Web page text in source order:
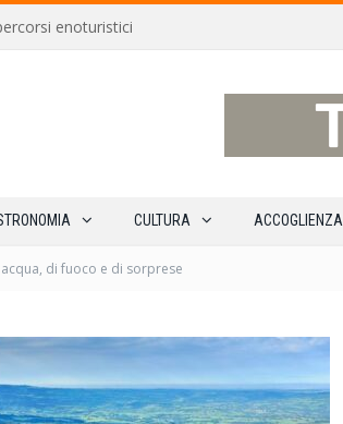
enoturistici
CULTURA ACCOGLIENZA
di fuoco e di sorprese